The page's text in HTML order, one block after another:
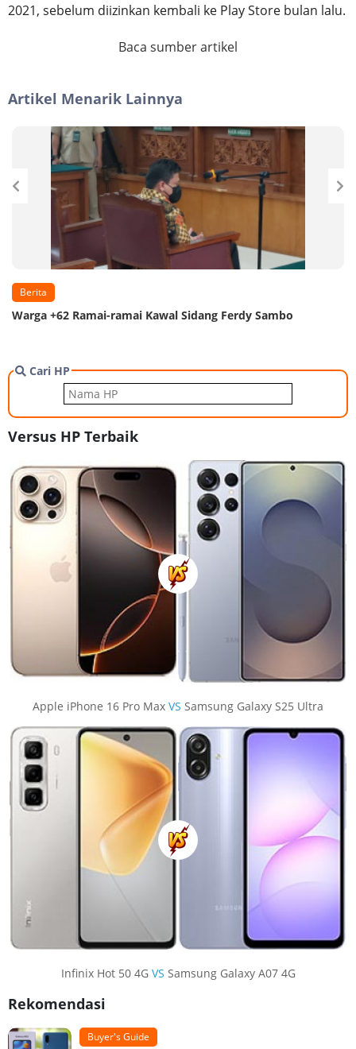
2021, sebelum diizinkan kembali ke Play Store bulan lalu.
Baca sumber artikel
Artikel Menarik Lainnya
Berita
Warga +62 Ramai-ramai Kawal Sidang Ferdy Sambo
Cari HP
Versus HP Terbaik
Apple iPhone 16 Pro Max VS Samsung Galaxy S25 Ultra
Infinix Hot 50 4G VS Samsung Galaxy A07 4G
Rekomendasi
Buyer's Guide